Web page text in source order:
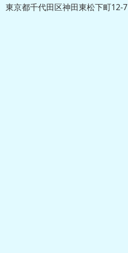
東京都千代田区神田東松下町12-7